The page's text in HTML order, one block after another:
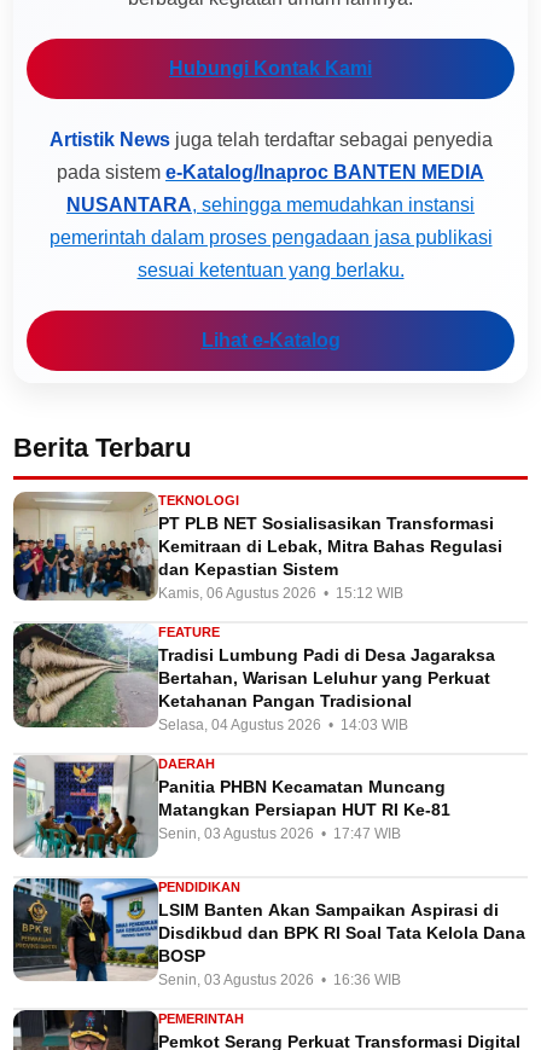
Hubungi Kontak Kami
Artistik Newsjuga telah terdaftar sebagai penyedia
pada sistem e-Katalog/Inaproc BANTEN MEDIA
NUSANTARA, sehingga memudahkan instansi
pemerintah dalam proses pengadaan jasa publikasi
sesuai ketentuan yang berlaku.
Lihat e-Katalog
Berita Terbaru
TEKNOLOGI
PT PLB NET Sosialisasikan Transformasi
Kemitraan di Lebak, Mitra Bahas Regulasi
dan Kepastian Sistem
Kamis, 06 Agustus 2026 • 15:12 WIB
FEATURE
Tradisi Lumbung Padi di Desa Jagaraksa
Bertahan, Warisan Leluhur yang Perkuat
Ketahanan Pangan Tradisional
Selasa, 04 Agustus 2026 • 14:03 WIB
DAERAH
Panitia PHBN Kecamatan Muncang
Matangkan Persiapan HUT RI Ke-81
Senin, 03 Agustus 2026 • 17:47 WIB
PENDIDIKAN
LSIM Banten Akan Sampaikan Aspirasi di
Disdikbud dan BPK RI Soal Tata Kelola Dana
BOSP
Senin, 03 Agustus 2026 • 16:36 WIB
PEMERINTAH
Pemkot Serang Perkuat Transformasi Digital